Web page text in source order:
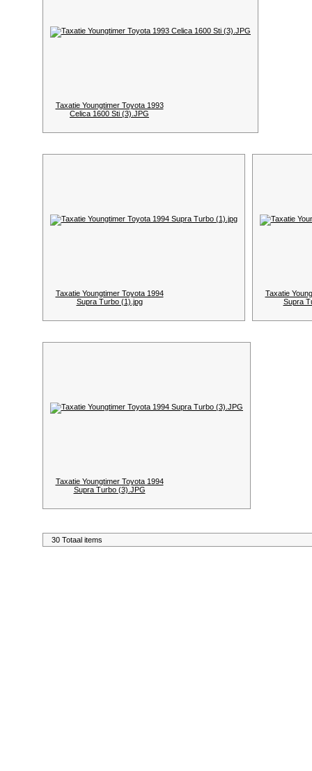
Taxatie Youngtimer Toyota 1993
Celica 1600 Sti (3).JPG
Taxatie Youngtimer Toyota 1994
Supra Turbo (1).jpg
Taxatie
Supra
Taxatie Youngtimer Toyota 1994
Supra Turbo (3).JPG
30 Totaal items